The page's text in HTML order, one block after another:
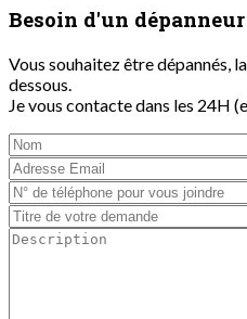
Besoin d'un dépanneur
Vous souhaitez être dépannés,
dessous.
Je vous contacte dans les 24H